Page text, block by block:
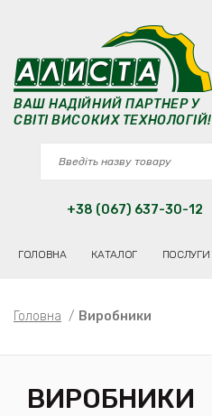
ВАШ НАДІЙНИЙ ПАРТНЕР У
СВІТІ ВИСОКИХ ТЕХНОЛОГІЙ!
+38 (067) 637-30-12
ГОЛОВНА КАТАЛОГ ПОСЛУГИ
Головна / Виробники
ВИРОБНИКИ